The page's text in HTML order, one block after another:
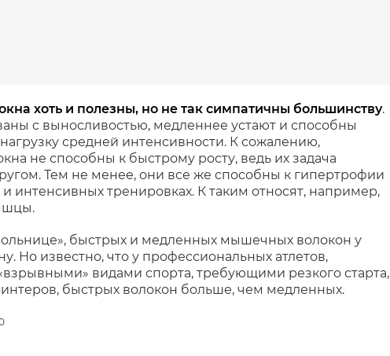
хоть и полезны, но не так симпатичны большинству.
с выносливостью, медленнее устают и способны
средней интенсивности. К сожалению,
не способны к быстрому росту, ведь их задача
Тем не менее, они все же способны к гипертрофии
интенсивных тренировках. К таким относят, например,
быстрых и медленных мышечных волокон у
Но известно, что у профессиональных атлетов,
видами спорта, требующими резкого старта,
быстрых волокон больше, чем медленных.